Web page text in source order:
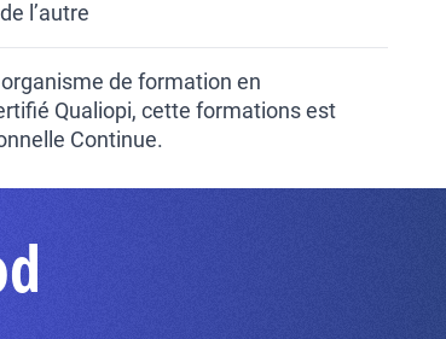
l’autre
de formation en
Qualiopi, cette formations est
Continue.